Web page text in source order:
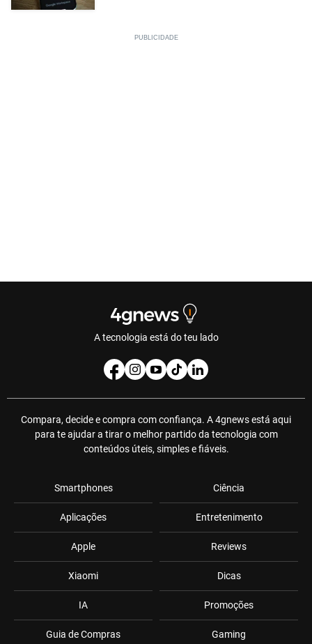
A tecnologia está do teu lado
Compara, decide e compra com confiança. A 4gnews está aqui
para te ajudar a tirar o melhor partido da tecnologia com
conteúdos úteis, simples e fiáveis.
Smartphones
Aplicações
Apple
Xiaomi
IA
Guia de Compras
Ciência
Entretenimento
Reviews
Dicas
Promoções
Gaming